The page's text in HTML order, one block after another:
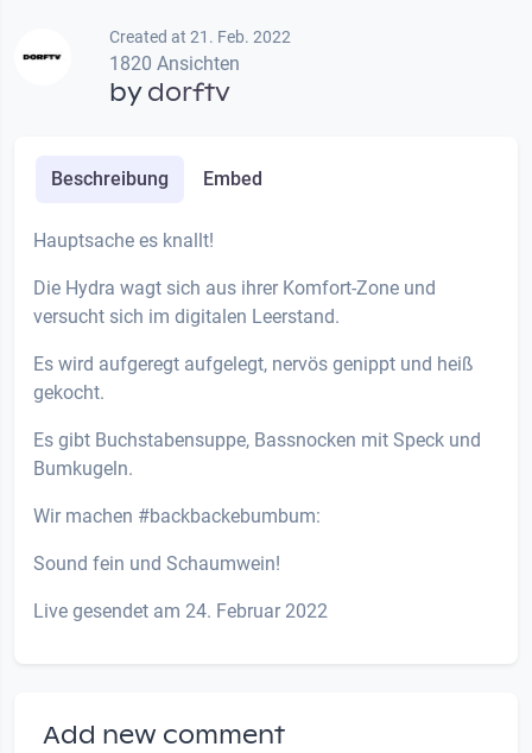
Created at 21. Feb. 2022
1820 Ansichten
bydorftv
Beschreibung Embed
Hauptsache es knallt!
Die Hydra wagt sich aus ihrer Komfort-Zone und
versucht sich im digitalen Leerstand.
Es wird aufgeregt aufgelegt, nervös genippt und heiß
gekocht.
Es gibt Buchstabensuppe, Bassnocken mit Speck und
Bumkugeln.
Wir machen #backbackebumbum:
Sound fein und Schaumwein!
Live gesendet am 24. Februar 2022
Add new comment